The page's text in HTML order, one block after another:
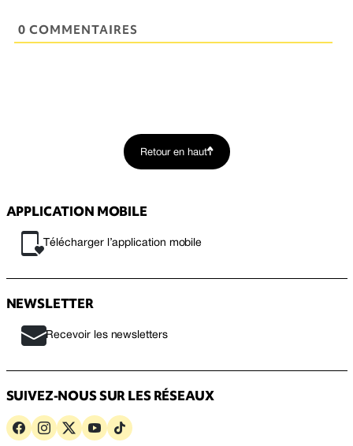
0 COMMENTAIRES
Retour en haut
APPLICATION MOBILE
Télécharger l’application mobile
NEWSLETTER
Recevoir les newsletters
SUIVEZ-NOUS SUR LES RÉSEAUX